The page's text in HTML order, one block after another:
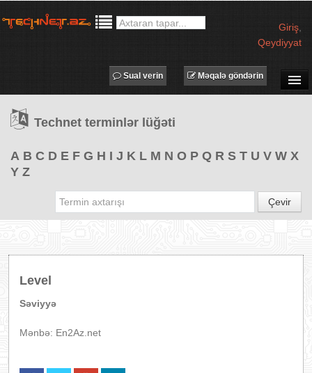
Giriş
Qeydiyyat
TƏDBİRLƏR
PROQRAMLAR
Məqalə göndərin
Sual verin
Technet terminlər lüğəti
A B C D E F G H I J K L M N O P Q R S T U V W X
Y Z
Çevir
Level
Səviyyə
Mənbə: En2Az.net